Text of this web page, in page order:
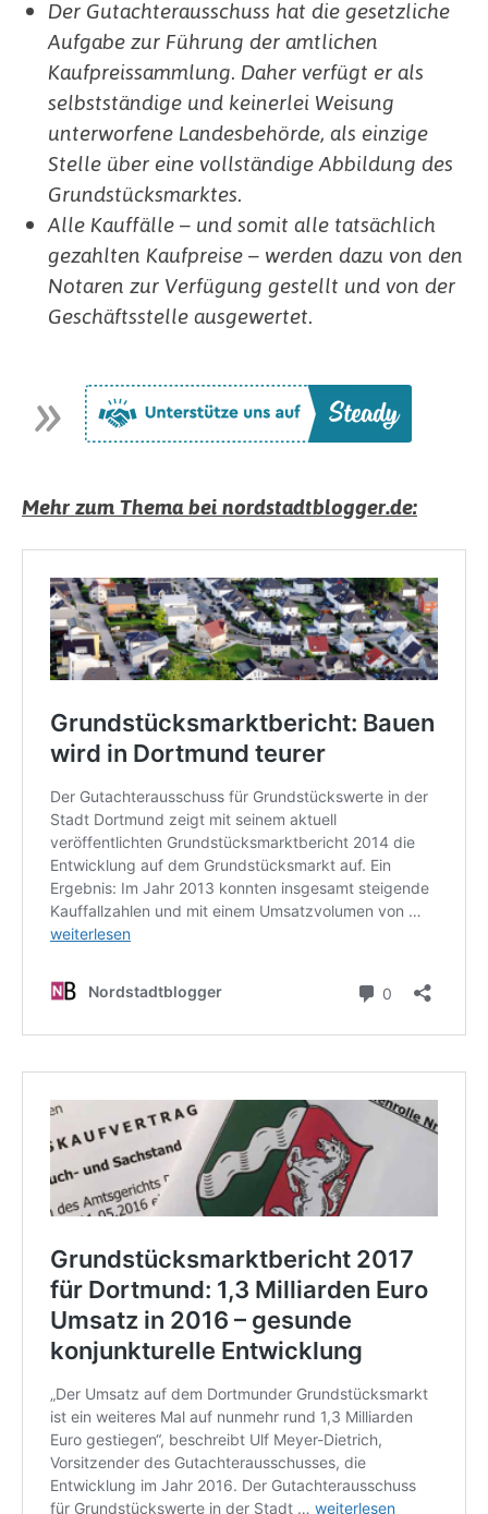
Der Gutachterausschuss hat die gesetzliche
Aufgabe zur Führung der amtlichen
Kaufpreissammlung. Daher verfügt er als
selbstständige und keinerlei Weisung
unterworfene Landesbehörde, als einzige
Stelle über eine vollständige Abbildung des
Grundstücksmarktes.
Alle Kauffälle – und somit alle tatsächlich
gezahlten Kaufpreise – werden dazu von den
Notaren zur Verfügung gestellt und von der
Geschäftsstelle ausgewertet.
Mehr zum Thema bei nordstadtblogger.de: